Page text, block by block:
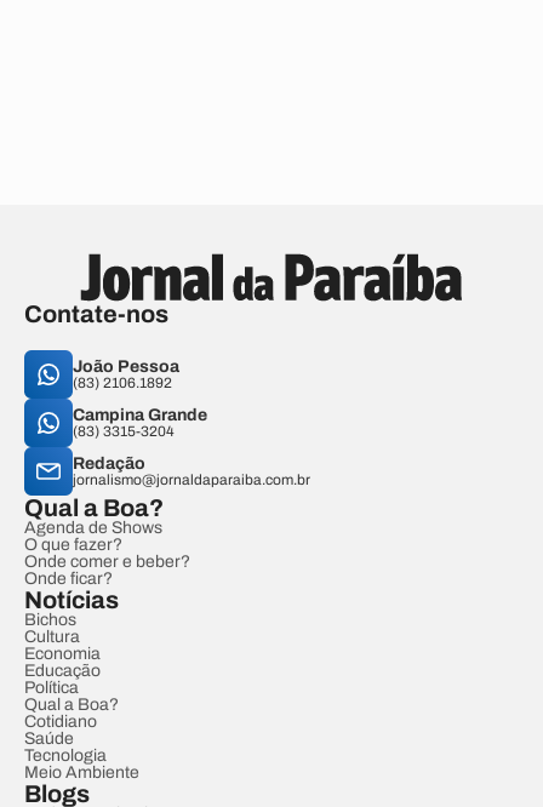
Contate-nos
João Pessoa
(83) 2106.1892
Campina Grande
(83) 3315-3204
Redação
jornalismo@jornaldaparaiba.com.br
Qual a Boa?
Agenda de Shows
O que fazer?
Onde comer e beber?
Onde ficar?
Notícias
Bichos
Cultura
Economia
Educação
Política
Qual a Boa?
Cotidiano
Saúde
Tecnologia
Meio Ambiente
Blogs